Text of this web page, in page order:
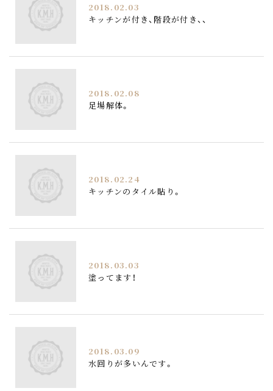
2018.02.03
キッチンが付き、階段が付き、、
2018.02.08
足場解体。
2018.02.24
キッチンのタイル貼り。
2018.03.03
塗ってます！
2018.03.09
水回りが多いんです。